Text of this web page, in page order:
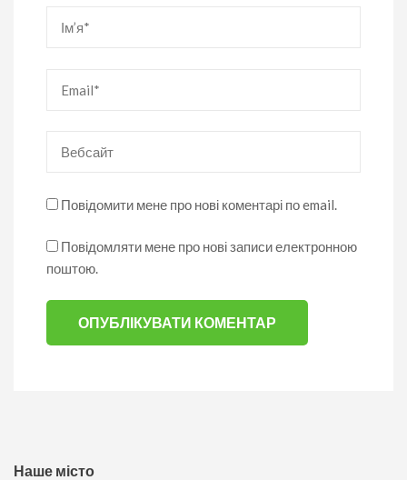
Повідомити мене про нові коментарі по email.
Повідомляти мене про нові записи електронною
поштою.
Наше місто